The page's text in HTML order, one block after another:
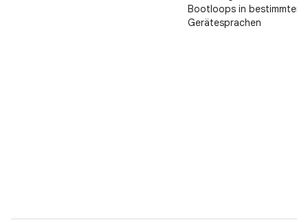
Bootloops in bestimmten
Gerätesprachen